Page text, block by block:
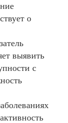
о
выявить
с